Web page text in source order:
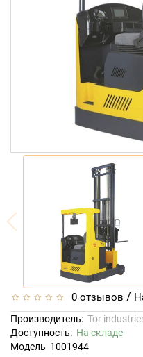
0 отзывов /
Производитель: Tor
Доступность: На складе
Модель 1001944